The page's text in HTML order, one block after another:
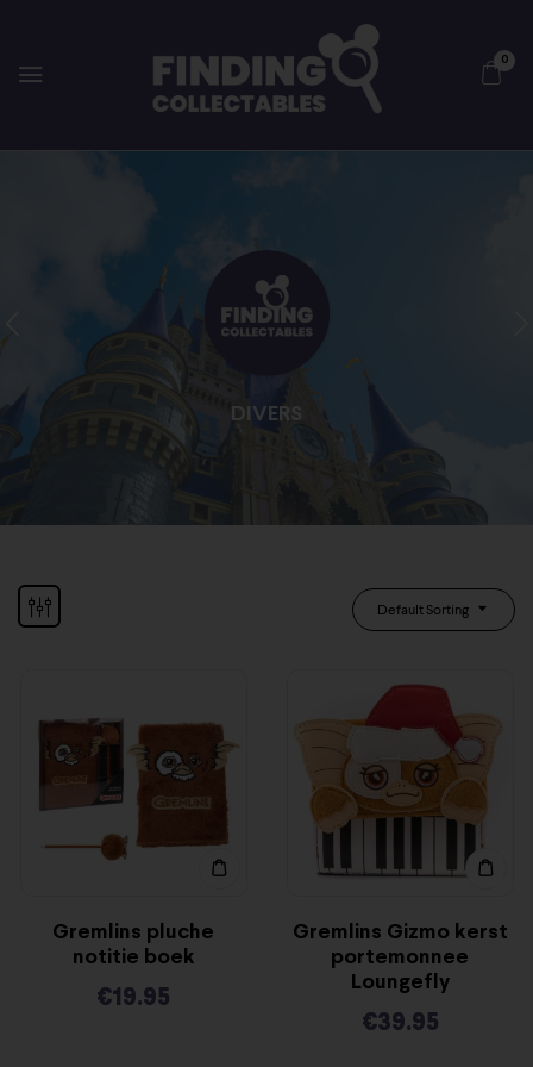
0
DIVERS
Default Sorting
Gremlins pluche
notitie boek
€19.95
Gremlins Gizmo kerst
portemonnee
Loungefly
€39.95